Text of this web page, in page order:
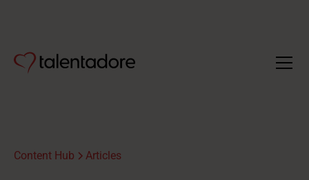
Content Hub Articles